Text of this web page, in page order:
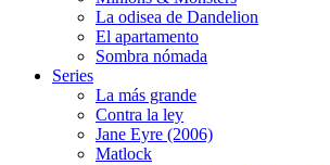
La odisea de Dandelion
El apartamento
Sombra nómada
Series
La más grande
Contra la ley
Jane Eyre (2006)
Matlock